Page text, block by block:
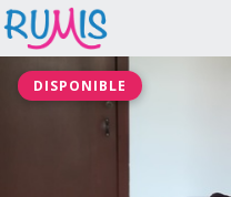
DISPONIBLE